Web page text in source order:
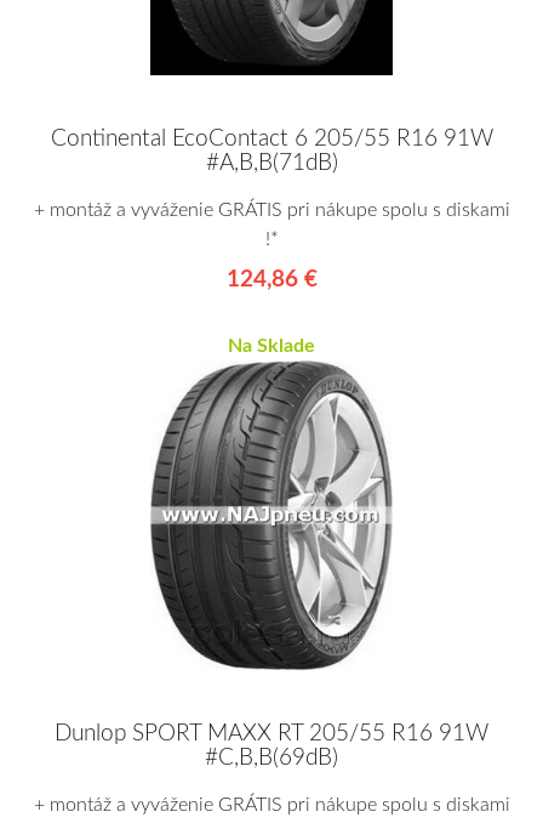
Continental EcoContact 6 205/55 R16 91W
#A,B,B(71dB)
+ montáž a vyváženie GRÁTIS pri nákupe spolu s diskami
!*
124,86 €
Na Sklade
Dunlop SPORT MAXX RT 205/55 R16 91W
#C,B,B(69dB)
+ montáž a vyváženie GRÁTIS pri nákupe spolu s diskami